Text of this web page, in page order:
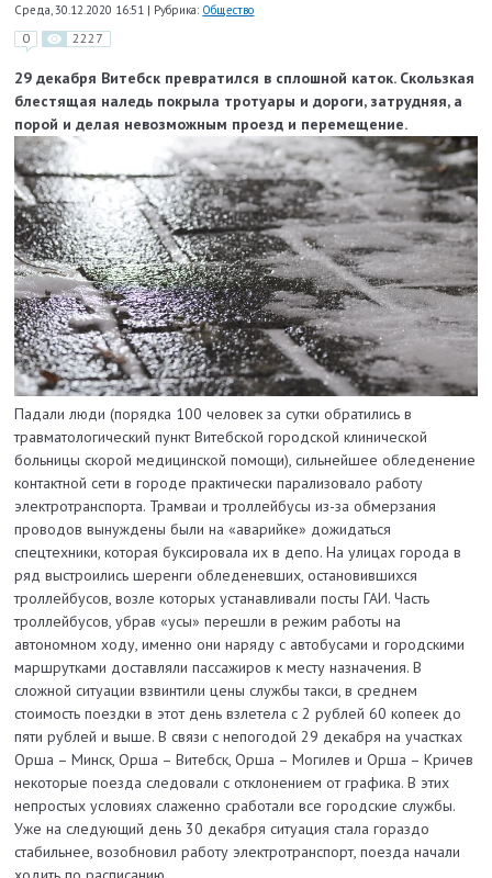
Среда, 30.12.2020 16:51 | Рубрика: Общество
0 2227
29 декабря Витебск превратился в сплошной каток. Скользкая
блестящая наледь покрыла тротуары и дороги, затрудняя, а
порой и делая невозможным проезд и перемещение.
Падали люди (порядка 100 человек за сутки обратились в
травматологический пункт Витебской городской клинической
больницы скорой медицинской помощи), сильнейшее обледенение
контактной сети в городе практически парализовало работу
электротранспорта. Трамваи и троллейбусы из-за обмерзания
проводов вынуждены были на «аварийке» дожидаться
спецтехники, которая буксировала их в депо. На улицах города в
ряд выстроились шеренги обледеневших, остановившихся
троллейбусов, возле которых устанавливали посты ГАИ. Часть
троллейбусов, убрав «усы» перешли в режим работы на
автономном ходу, именно они наряду с автобусами и городскими
маршрутками доставляли пассажиров к месту назначения. В
сложной ситуации взвинтили цены службы такси, в среднем
стоимость поездки в этот день взлетела с 2 рублей 60 копеек до
пяти рублей и выше. В связи с непогодой 29 декабря на участках
Орша – Минск, Орша – Витебск, Орша – Могилев и Орша – Кричев
некоторые поезда следовали с отклонением от графика. В этих
непростых условиях слаженно сработали все городские службы.
Уже на следующий день 30 декабря ситуация стала гораздо
стабильнее, возобновил работу электротранспорт, поезда начали